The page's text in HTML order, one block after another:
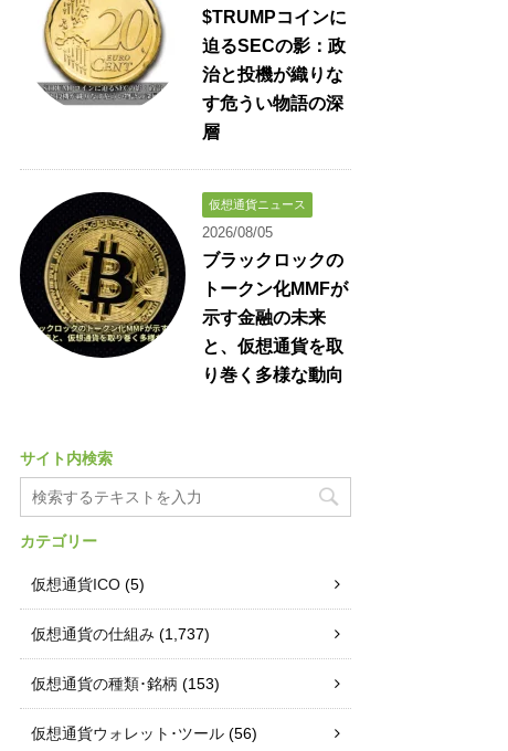
$TRUMPコインに
迫るSECの影：政
治と投機が織りな
す危うい物語の深
層
仮想通貨ニュース
2026/08/05
ブラックロックの
トークン化MMFが
示す金融の未来
と、仮想通貨を取
り巻く多様な動向
サイト内検索
カテゴリー
仮想通貨ICO (5)
仮想通貨の仕組み (1,737)
仮想通貨の種類･銘柄 (153)
仮想通貨ウォレット･ツール (56)